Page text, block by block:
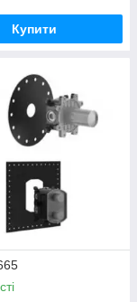
Купити